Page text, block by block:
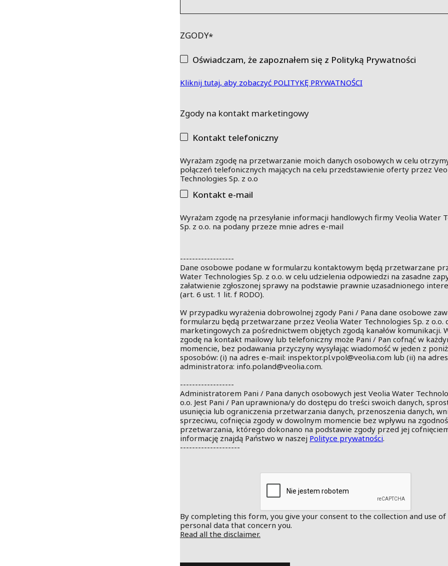
ZGODY
Oświadczam, że zapoznałem się z Polityką Prywatności
Kliknij tutaj, aby zobaczyć POLITYKĘ PRYWATNOŚCI
Zgody na kontakt marketingowy
Kontakt telefoniczny
Wyrażam zgodę na przetwarzanie moich danych osobowych w celu
połączeń telefonicznych mających na celu przedstawienie oferty przez
Technologies Sp. z o.o
Kontakt e-mail
Wyrażam zgodę na przesyłanie informacji handlowych firmy Veolia Water
Sp. z o.o. na podany przeze mnie adres e-mail
------------------
Dane osobowe podane w formularzu kontaktowym będą przetwarzane
Water Technologies Sp. z o.o. w celu udzielenia odpowiedzi na zasadne
załatwienie zgłoszonej sprawy na podstawie prawnie uzasadnionego
(art. 6 ust. 1 lit. f RODO).
W przypadku wyrażenia dobrowolnej zgody Pani / Pana dane osobowe
formularzu będą przetwarzane przez Veolia Water Technologies Sp. z o.o.
marketingowych za pośrednictwem objętych zgodą kanałów komunikacji.
zgodę na kontakt mailowy lub telefoniczny może Pani / Pan cofnąć w każdym
momencie, bez podawania przyczyny wysyłając wiadomość w jeden z
sposobów: (i) na adres e-mail: inspektor.pl.vpol@veolia.com lub (ii) na adres
administratora: info.poland@veolia.com.
------------------
Administratorem Pani / Pana danych osobowych jest Veolia Water
o.o. Jest Pani / Pan uprawniona/y do dostępu do treści swoich danych,
usunięcia lub ograniczenia przetwarzania danych, przenoszenia danych,
sprzeciwu, cofnięcia zgody w dowolnym momencie bez wpływu na
przetwarzania, którego dokonano na podstawie zgody przed jej
informację znajdą Państwo w naszej Polityce prywatności.
--------------------
By completing this form, you give your consent to the collection and use
personal data that concern you.
Read all the disclaimer.